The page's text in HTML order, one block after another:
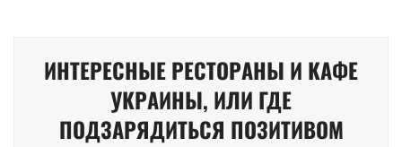
ИНТЕРЕСНЫЕ РЕСТОРАНЫ И КАФЕ
УКРАИНЫ, ИЛИ ГДЕ
ПОДЗАРЯДИТЬСЯ ПОЗИТИВОМ